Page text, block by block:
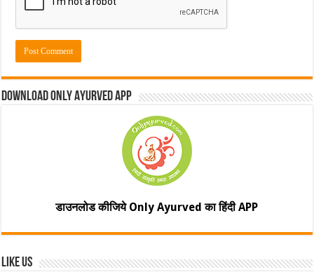
Download Only Ayurved App
डाउनलोड कीजिये Only Ayurved का हिंदी APP
Like Us